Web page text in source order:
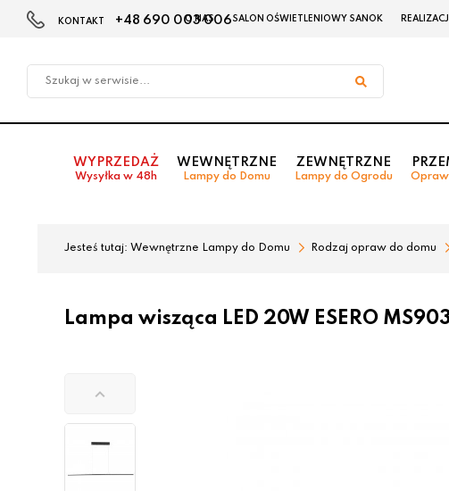
w
KONTAKT +48 690 003 006
O NAS SALON OŚWIETLENIOWY SANOK
WYPRZEDAŻ
Wysyłka w 48h
WEWNĘTRZNE
Lampy do Domu
ZEWNĘTRZNE
Lampy do Ogrodu
Jesteś tutaj: Wewnętrzne Lampy do Domu Rodzaj opraw do domu
Lampa wisząca LED 20W ESERO